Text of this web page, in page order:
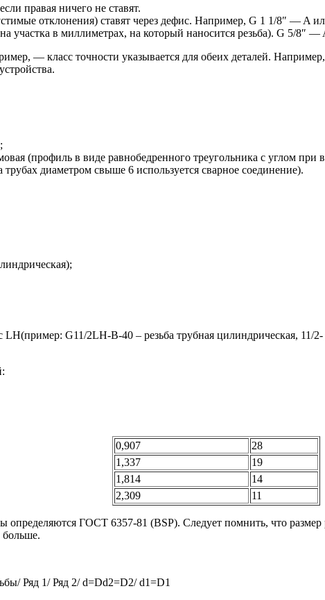
правая ничего не ставят.
отклонения) ставят через дефис. Например, G 1 1/8″ — A
участка в миллиметрах, на который наносится резьба). G 5/8″
— класс точности указывается для обеих деталей.
(профиль в виде равнобедренного треугольника с углом при
диаметром свыше 6 используется сварное соединение).
LH(пример: G11/2LH-B-40 – резьба трубная цилиндрическая,
0,907
28
1,337
19
1,814
14
2,309
11
ГОСТ 6357-81 (BSP). Следует помнить, что размер
больше.
Ряд 1/ Ряд 2/ d=Dd2=D2/ d1=D1